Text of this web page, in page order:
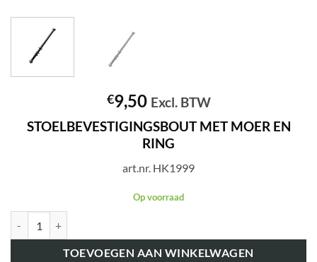
€9,50 Excl. BTW
STOELBEVESTIGINGSBOUT MET MOER EN
RING
art.nr. HK1999
Op voorraad
TOEVOEGEN AAN WINKELWAGEN